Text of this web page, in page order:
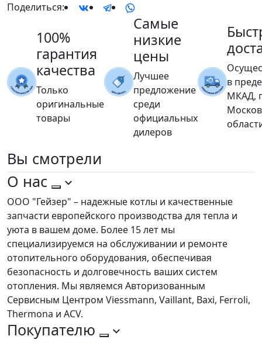
Поделиться:
100%
гарантия
качества
Только
оригинальные
товары
Самые
низкие
цены
Лучшее
предложение
среди
официальных
дилеров
в
МКАД,
Вы смотрели
О нас
ООО "Гейзер" – надежные котлы и качественные
запчасти европейского производства для тепла и
уюта в вашем доме. Более 15 лет мы
специализируемся на обслуживании и ремонте
отопительного оборудования, обеспечивая
безопасность и долговечность ваших систем
отопления. Мы являемся Авторизованным
Сервисным Центром Viessmann, Vaillant, Baxi, Ferroli,
Thermona и ACV.
Покупателю